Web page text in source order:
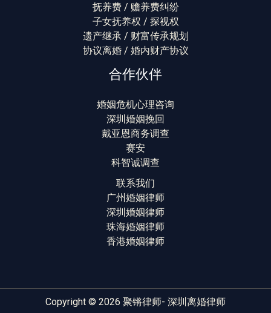
抚养费 / 赡养费纠纷
子女抚养权 / 探视权
遗产继承 / 财富传承规划
协议离婚 / 婚内财产协议
合作伙伴
婚姻危机心理咨询
深圳婚姻挽回
戴亚恩商务调查
赛安
科智诚调查
联系我们
广州婚姻律师
深圳婚姻律师
珠海婚姻律师
香港婚姻律师
Copyright © 2026 聚锵律师- 深圳离婚律师